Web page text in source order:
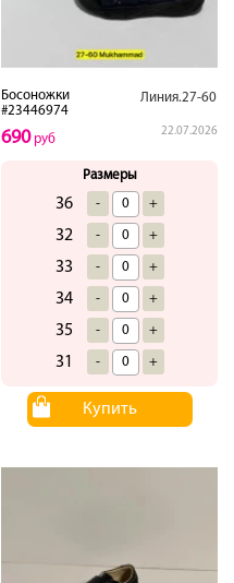
Босоножки
#23446974
Линия.27-60
22.07.2026
690руб
Размеры
36 - +
32 - +
33 - +
34 - +
35 - +
31 - +
Купить